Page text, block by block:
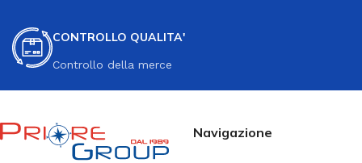
CONTROLLO QUALITA'
Controllo della merce
Navigazione